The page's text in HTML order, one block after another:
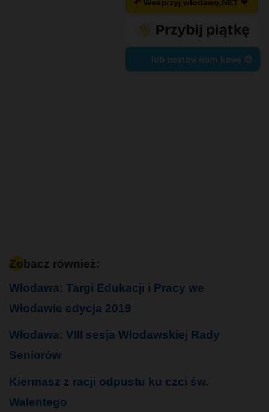
↶ Wesprzyj wlodawę.NET ❤
lub postaw nam kawę 😍
Zobacz również:
Włodawa: Targi Edukacji i Pracy we
Włodawie edycja 2019
Włodawa: VIII sesja Włodawskiej Rady
Seniorów
Kiermasz z racji odpustu ku czci św.
Walentego